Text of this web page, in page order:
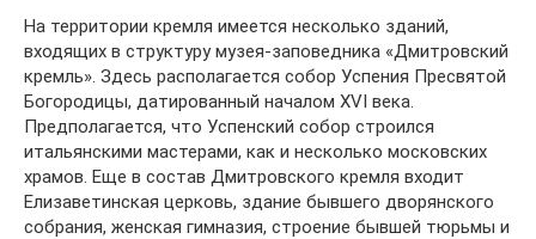
На территории кремля имеется несколько зданий,
входящих в структуру музея-заповедника «Дмитровский
кремль». Здесь располагается собор Успения Пресвятой
Богородицы, датированный началом XVI века.
Предполагается, что Успенский собор строился
итальянскими мастерами, как и несколько московских
храмов. Еще в состав Дмитровского кремля входит
Елизаветинская церковь, здание бывшего дворянского
собрания, женская гимназия, строение бывшей тюрьмы и